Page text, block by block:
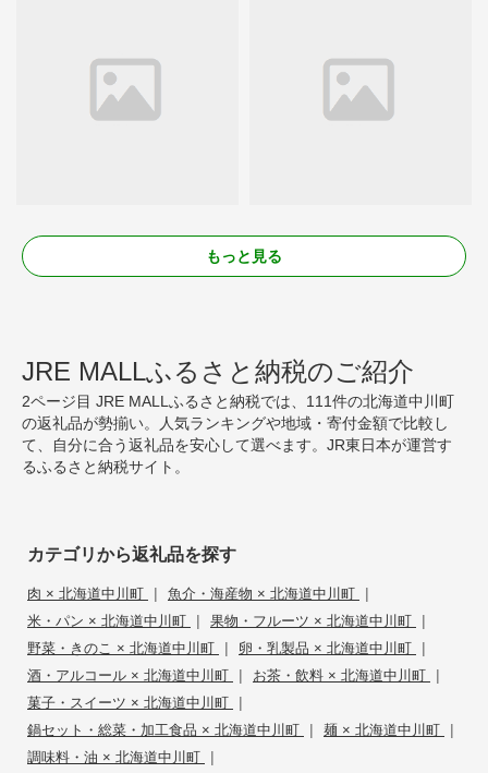
もっと見る
JRE MALLふるさと納税のご紹介
2ページ目 JRE MALLふるさと納税では、111件の北海道中川町
の返礼品が勢揃い。人気ランキングや地域・寄付金額で比較し
て、自分に合う返礼品を安心して選べます。JR東日本が運営す
るふるさと納税サイト。
カテゴリから返礼品を探す
肉 × 北海道中川町 | 魚介・海産物 × 北海道中川町 |
米・パン × 北海道中川町 | 果物・フルーツ × 北海道中川町 |
野菜・きのこ × 北海道中川町 | 卵・乳製品 × 北海道中川町 |
酒・アルコール × 北海道中川町 | お茶・飲料 × 北海道中川町 |
菓子・スイーツ × 北海道中川町 |
鍋セット・総菜・加工食品 × 北海道中川町 | 麺 × 北海道中川町 |
調味料・油 × 北海道中川町 |